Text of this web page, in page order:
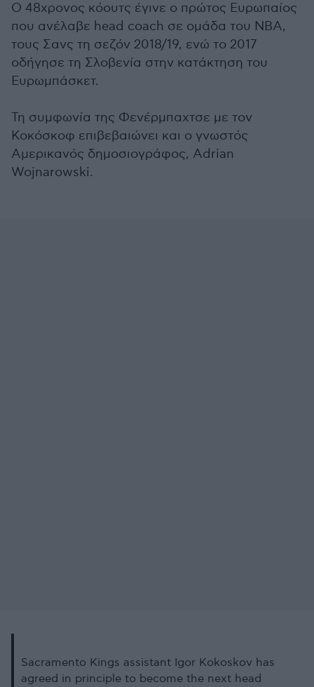
Ο 48χρονος κόουτς έγινε ο πρώτος Ευρωπαίος
που ανέλαβε head coach σε ομάδα του ΝΒΑ,
τους Σανς τη σεζόν 2018/19, ενώ το 2017
οδήγησε τη Σλοβενία στην κατάκτηση του
Ευρωμπάσκετ.
Τη συμφωνία της Φενέρμπαχτσε με τον
Κοκόσκοφ επιβεβαιώνει και ο γνωστός
Αμερικανός δημοσιογράφος, Adrian
Wojnarowski.
Sacramento Kings assistant Igor Kokoskov has
agreed in principle to become the next head